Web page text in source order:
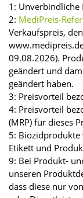
1: Unverbindliche
2: MediPreis-
Verkaufspreis,
09.08.2026).
geändert und
geändert haben.
3: Preisvorteil
4: Preisvorteil
(MRP) für dieses
5: Biozidprodukte
Etikett und
9: Bei Produkt-
unseren
dass diese nur